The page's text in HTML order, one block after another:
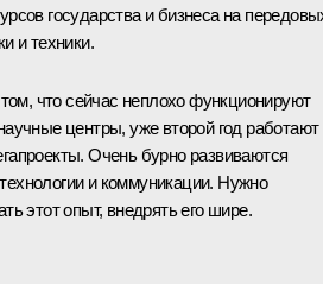
государства и бизнеса на
и техники.
что сейчас неплохо функционируют
центры, уже второй год работают
Очень бурно развиваются
и коммуникации. Нужно
этот опыт, внедрять его шире.